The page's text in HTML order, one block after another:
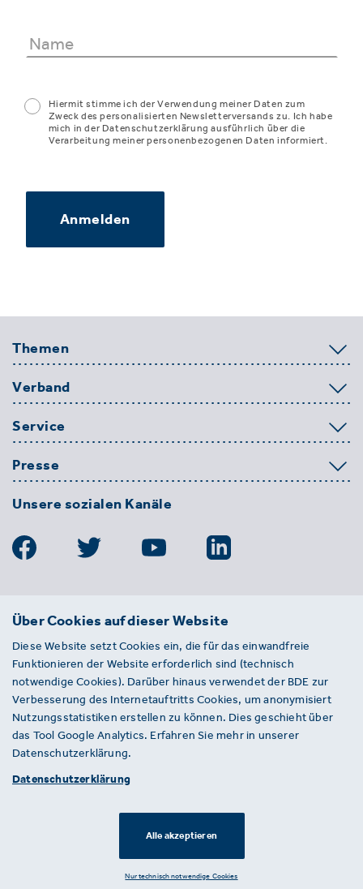
Hiermit stimme ich der Verwendung meiner Daten zum
Zweck des personalisierten Newsletterversands zu. Ich habe
mich in der Datenschutzerklärung ausführlich über die
Verarbeitung meiner personenbezogenen Daten informiert.
Anmelden
Themen
Verband
Service
Presse
Unsere sozialen Kanäle
BDE
Entsorgungs-, Wasser- und
Kreislaufwirtschaft e. V.
Von-der-Heydt-Straße 2
D 10785 Berlin
Sie haben einen Fehler auf unserer Website
gefunden? Ihnen ist ein defekter Link
aufgefallen? Wir freuen uns über Ihren
Über Cookies auf dieser Website
Diese Website setzt Cookies ein, die für das einwandfreie
Funktionieren der Website erforderlich sind (technisch
notwendige Cookies). Darüber hinaus verwendet der BDE zur
Verbesserung des Internetauftritts Cookies, um anonymisiert
Nutzungsstatistiken erstellen zu können. Dies geschieht über
das Tool Google Analytics. Erfahren Sie mehr in unserer
Datenschutzerklärung.
Datenschutzerklärung
Alle akzeptieren
Nur technisch notwendige Cookies